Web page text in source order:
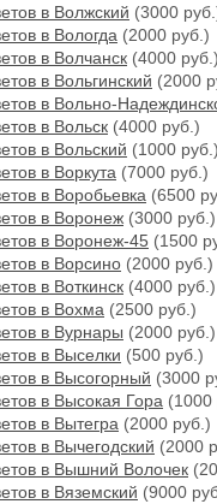
в Волжский (3000
в Вологда (2000 руб.)
в Волчанск (4000 руб.)
в Вольгинский (2000
в Вольно-
в Вольск (4000 руб.)
в Вольский (1000 руб.)
в Воркута (7000 руб.)
в Воробьевка (6500
в Воронеж (3000 руб.)
в Воронеж-45 (1500
в Ворсино (2000 руб.)
в Воткинск (4000 руб.)
в Вохма (2500 руб.)
в Вурнары (2000 руб.)
в Выселки (500 руб.)
в Высогорный (3000
в Высокая Гора (1000
в Вытегра (2000 руб.)
в Вычегодский (2000
в Вышний Волочек
в Вяземский (9000